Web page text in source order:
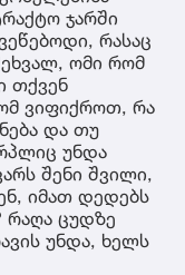
ჯარში
რასაც
ომი რომ
თქვენ
ვიფიქროთ, რა
და თუ
უნდა
შენი შვილი,
იმათ დედებს
რაღა ცუდზე
უნდა, ხელს